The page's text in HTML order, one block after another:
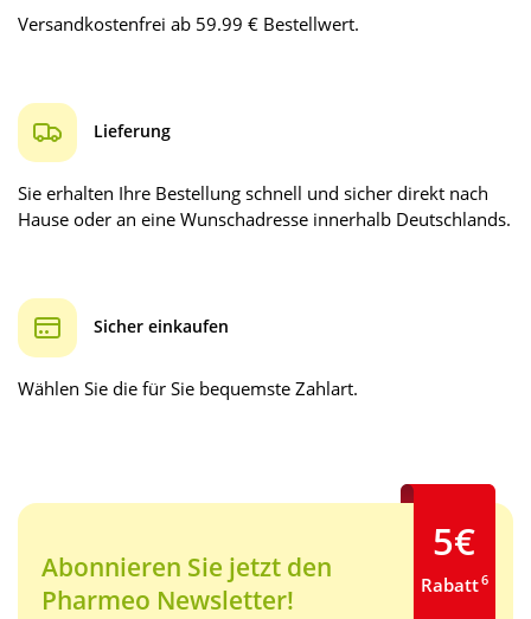
Versandkostenfrei ab 59.99 € Bestellwert.
Lieferung
Sie erhalten Ihre Bestellung schnell und sicher direkt nach
Hause oder an eine Wunschadresse innerhalb Deutschlands.
Sicher einkaufen
Wählen Sie die für Sie bequemste Zahlart.
Abonnieren Sie jetzt den
Pharmeo Newsletter!
5€
Rabatt6